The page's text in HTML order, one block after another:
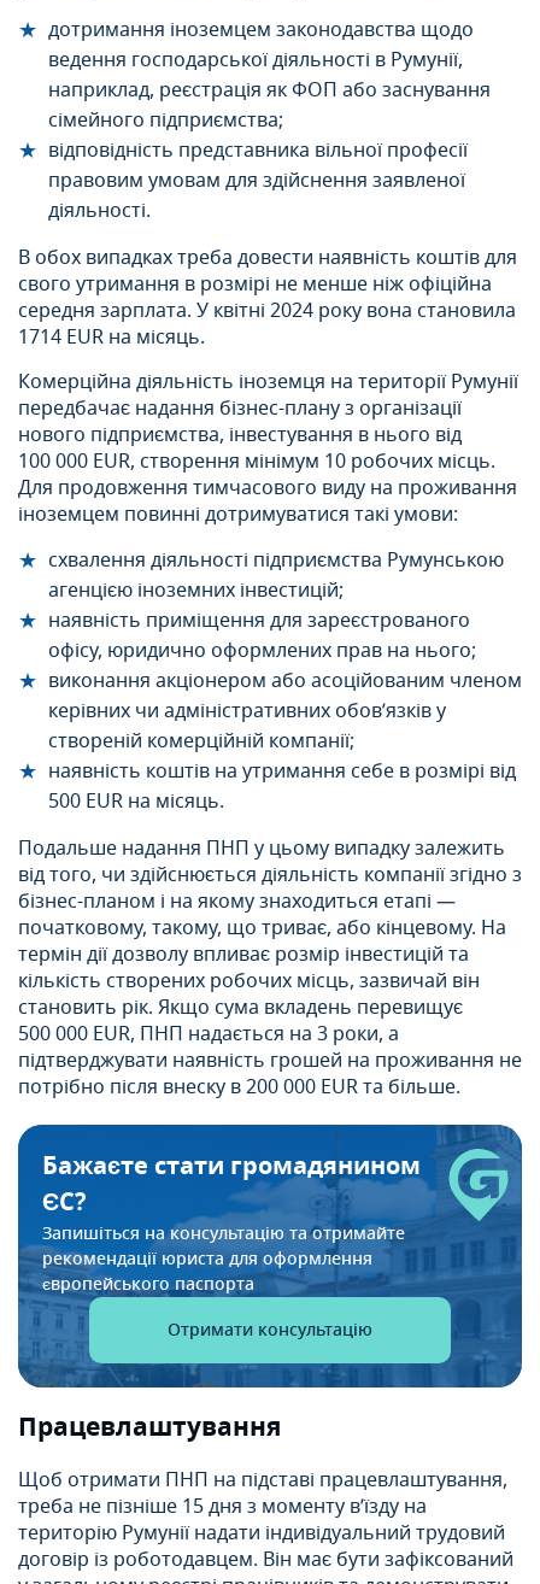
дотримання іноземцем законодавства щодо
ведення господарської діяльності в Румунії,
наприклад, реєстрація як ФОП або заснування
сімейного підприємства;
відповідність представника вільної професії
правовим умовам для здійснення заявленої
діяльності.
В обох випадках треба довести наявність коштів для
свого утримання в розмірі не менше ніж офіційна
середня зарплата. У квітні 2024 року вона становила
1714 EUR на місяць.
Комерційна діяльність іноземця на території Румунії
передбачає надання бізнес-плану з організації
нового підприємства, інвестування в нього від
100 000 EUR, створення мінімум 10 робочих місць.
Для продовження тимчасового виду на проживання
іноземцем повинні дотримуватися такі умови:
схвалення діяльності підприємства Румунською
агенцією іноземних інвестицій;
наявність приміщення для зареєстрованого
офісу, юридично оформлених прав на нього;
виконання акціонером або асоційованим членом
керівних чи адміністративних обов’язків у
створеній комерційній компанії;
наявність коштів на утримання себе в розмірі від
500 EUR на місяць.
Подальше надання ПНП у цьому випадку залежить
від того, чи здійснюється діяльність компанії згідно з
бізнес-планом і на якому знаходиться етапі —
початковому, такому, що триває, або кінцевому. На
термін дії дозволу впливає розмір інвестицій та
кількість створених робочих місць, зазвичай він
становить рік. Якщо сума вкладень перевищує
500 000 EUR, ПНП надається на 3 роки, а
підтверджувати наявність грошей на проживання не
потрібно після внеску в 200 000 EUR та більше.
Бажаєте стати громадянином
ЄС?
Запишіться на консультацію та отримайте
рекомендаціїюриста для оформлення
європейського паспорта
Отримати консультацію
Працевлаштування
Щоб отримати ПНП на підставі працевлаштування,
треба не пізніше 15 дня з моменту в’їзду на
територію Румунії надати індивідуальний трудовий
договір із роботодавцем. Він має бути зафіксований